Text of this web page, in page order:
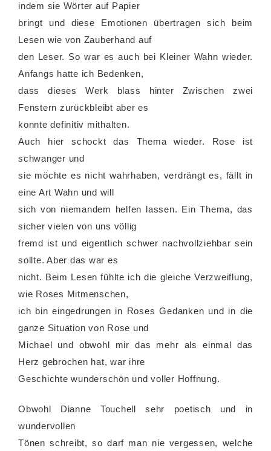
indem sie Wörter auf Papier
bringt und diese Emotionen übertragen sich beim
Lesen wie von Zauberhand auf
den Leser. So war es auch bei Kleiner Wahn wieder.
Anfangs hatte ich Bedenken,
dass dieses Werk blass hinter Zwischen zwei
Fenstern zurückbleibt aber es
konnte definitiv mithalten.
Auch hier schockt das Thema wieder. Rose ist
schwanger und
sie möchte es nicht wahrhaben, verdrängt es, fällt in
eine Art Wahn und will
sich von niemandem helfen lassen. Ein Thema, das
sicher vielen von uns völlig
fremd ist und eigentlich schwer nachvollziehbar sein
sollte. Aber das war es
nicht. Beim Lesen fühlte ich die gleiche Verzweiflung,
wie Roses Mitmenschen,
ich bin eingedrungen in Roses Gedanken und in die
ganze Situation von Rose und
Michael und obwohl mir das mehr als einmal das
Herz gebrochen hat, war ihre
Geschichte wunderschön und voller Hoffnung.
Obwohl Dianne Touchell sehr poetisch und in
wundervollen
Tönen schreibt, so darf man nie vergessen, welche